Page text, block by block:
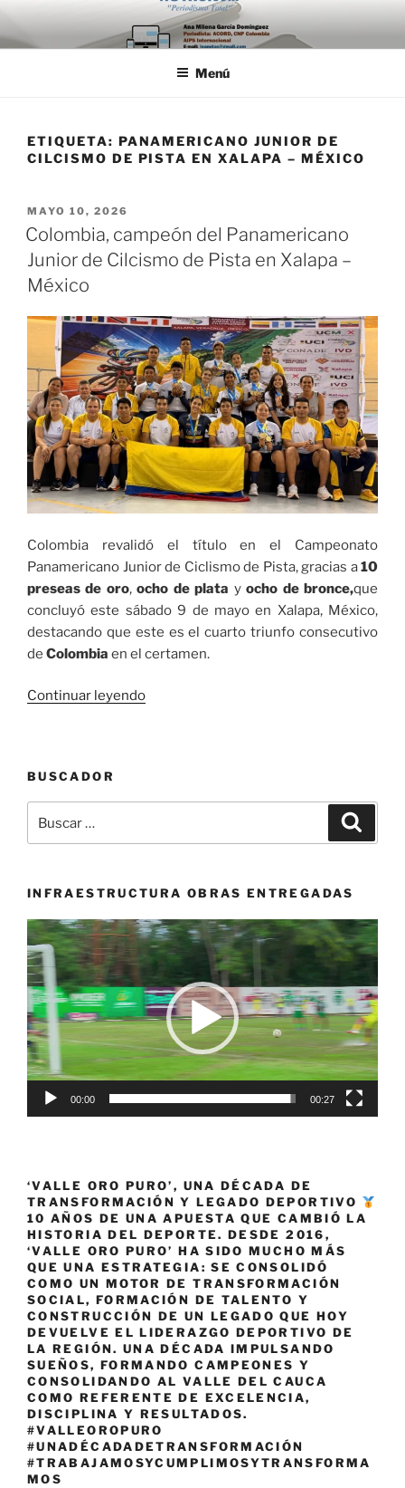
Saltar
al
contenido
Menú
ETIQUETA: PANAMERICANO JUNIOR DE
CILCISMO DE PISTA EN XALAPA – MÉXICO
PUBLICADO
EL
MAYO 10, 2026
Colombia, campeón del Panamericano
Junior de Cilcismo de Pista en Xalapa –
México
Colombia revalidó el título en el Campeonato
Panamericano Junior de Ciclismo de Pista, gracias a10
preseas de oro,ocho de plata yocho de bronce,que
concluyó este sábado 9 de mayo en Xalapa, México,
destacando que este es el cuarto triunfo consecutivo
de Colombia en el certamen.
Continuar leyendo«Colombia,
de
de
en
–
México»
BUSCADOR
por:
INFRAESTRUCTURA OBRAS ENTREGADAS
Reproductor
de
vídeo
00:00 00:27
‘VALLE ORO PURO’, UNA DÉCADA DE
TRANSFORMACIÓN Y LEGADO DEPORTIVO
10 AÑOS DE UNA APUESTA QUE CAMBIÓ LA
HISTORIA DEL DEPORTE. DESDE 2016,
‘VALLE ORO PURO’ HA SIDO MUCHO MÁS
QUE UNA ESTRATEGIA: SE CONSOLIDÓ
COMO UN MOTOR DE TRANSFORMACIÓN
SOCIAL, FORMACIÓN DE TALENTO Y
CONSTRUCCIÓN DE UN LEGADO QUE HOY
DEVUELVE EL LIDERAZGO DEPORTIVO DE
LA REGIÓN. UNA DÉCADA IMPULSANDO
SUEÑOS, FORMANDO CAMPEONES Y
CONSOLIDANDO AL VALLE DEL CAUCA
COMO REFERENTE DE EXCELENCIA,
DISCIPLINA Y RESULTADOS.
#VALLEOROPURO
#UNADÉCADADETRANSFORMACIÓN
#TRABAJAMOSYCUMPLIMOSYTRANSFORMA
MOS